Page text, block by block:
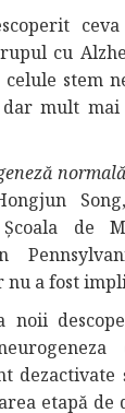
cu
stem
mult mai
de
nu a fost
noii
etapă de